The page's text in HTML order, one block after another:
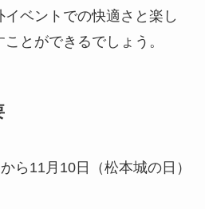
ベントでの快適さと楽し
とができるでしょう。
ら11月10日（松本城の日）